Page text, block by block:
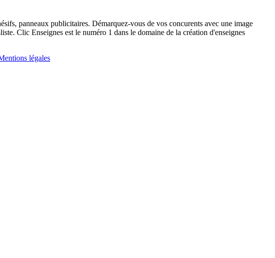
panneaux publicitaires. Démarquez-vous de vos concurents avec une image
Clic Enseignes est le numéro 1 dans le domaine de la création d'enseignes
légales